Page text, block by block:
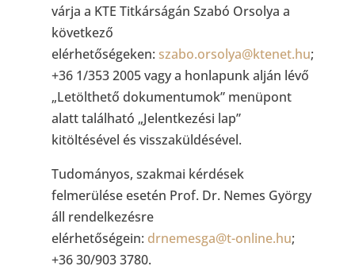
várja a KTE Titkárságán Szabó Orsolya a
következő
elérhetőségeken: szabo.orsolya@ktenet.hu;
+36 1/353 2005 vagy a honlapunk alján lévő
„Letölthető dokumentumok” menüpont
alatt található „Jelentkezési lap”
kitöltésével és visszaküldésével.
Tudományos, szakmai kérdések
felmerülése esetén Prof. Dr. Nemes György
áll rendelkezésre
elérhetőségein: drnemesga@t-online.hu;
+36 30/903 3780.